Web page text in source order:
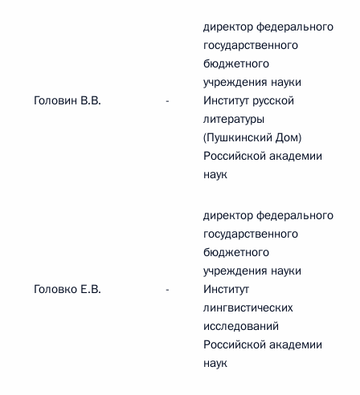
Головин В.В. -
директор федерального
государственного
бюджетного
учреждения науки
Институт русской
литературы
(Пушкинский Дом)
Российской академии
наук
Головко Е.В. -
директор федерального
государственного
бюджетного
учреждения науки
Институт
лингвистических
исследований
Российской академии
наук